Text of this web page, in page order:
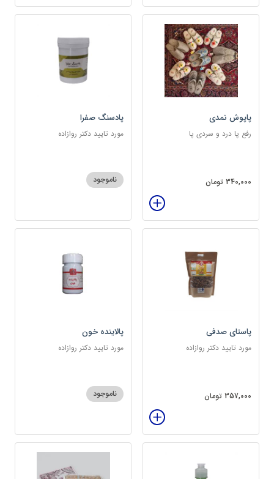
پاپوش نمدی
رفع پا درد و سردی پا
340,000 تومان
پادسنگ صفرا
مورد تایید دکتر روازاده
ناموجود
پاستای صدفی
مورد تایید دکتر روازاده
357,000 تومان
پالاینده خون
مورد تایید دکتر روازاده
ناموجود